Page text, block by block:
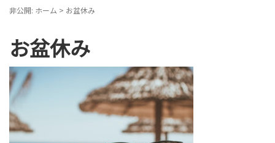
非公開: ホーム > お盆休み
お盆休み